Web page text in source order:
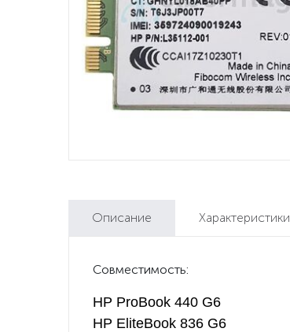
Описание Характеристики
Совместимость:
HP ProBook 440 G6
HP EliteBook 836 G6